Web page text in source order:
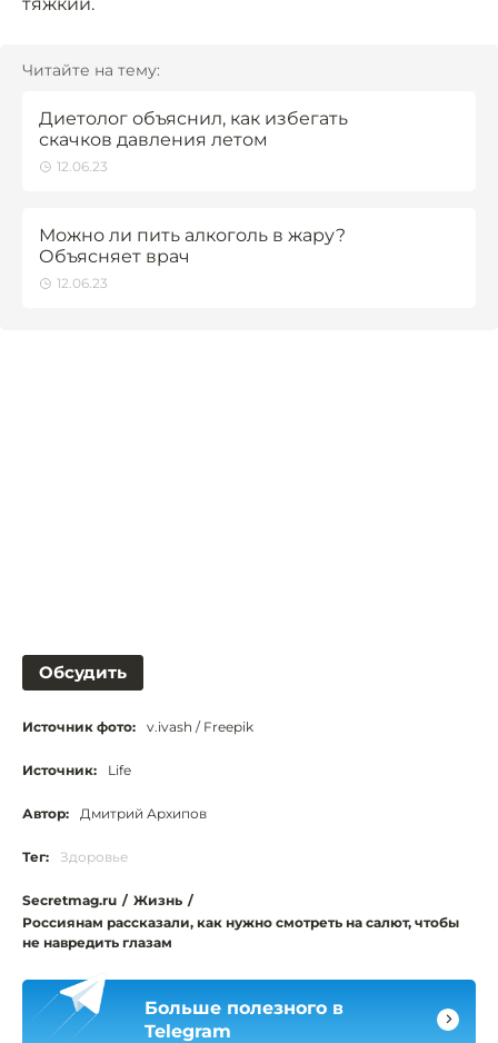
тяжкий.
Читайте на тему:
Диетолог объяснил, как избегать
скачков давления летом
12.06.23
Можно ли пить алкоголь в жару?
Объясняет врач
12.06.23
Обсудить
Источник фото: v.ivash / Freepik
Источник: Life
Автор: Дмитрий Архипов
Тег: Здоровье
Secretmag.ru / Жизнь /
Россиянам рассказали, как нужно смотреть на салют, чтобы
не навредить глазам
Больше полезного в
Telegram